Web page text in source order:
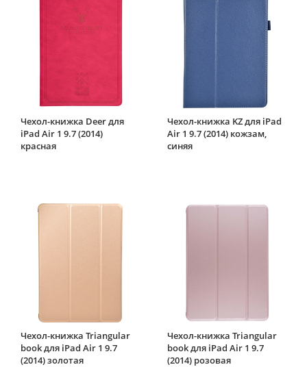
Чехол-книжка Deer для
iPad Air 1 9.7 (2014)
красная
Чехол-книжка KZ для iPad
Air 1 9.7 (2014) кожзам,
синяя
Чехол-книжка Triangular
book для iPad Air 1 9.7
(2014) золотая
Чехол-книжка Triangular
book для iPad Air 1 9.7
(2014) розовая